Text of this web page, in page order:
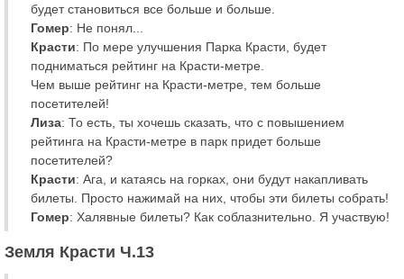
будет становиться все больше и больше.
Гомер: Не понял...
Красти: По мере улучшения Парка Красти, будет
подниматься рейтинг на Красти-метре.
Чем выше рейтинг на Красти-метре, тем больше
посетителей!
Лиза: То есть, ты хочешь сказать, что с повышением
рейтинга на Красти-метре в парк придет больше
посетителей?
Красти: Ага, и катаясь на горках, они будут накапливать
билеты. Просто нажимай на них, чтобы эти билеты собрать!
Гомер: Халявные билеты? Как соблазнительно. Я участвую!
Земля Красти Ч.13